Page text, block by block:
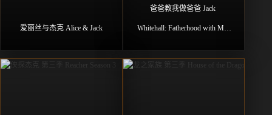
爱丽丝与杰克 Alice & Jack
爸爸教我做爸爸 Jack
Whitehall: Fatherhood with My